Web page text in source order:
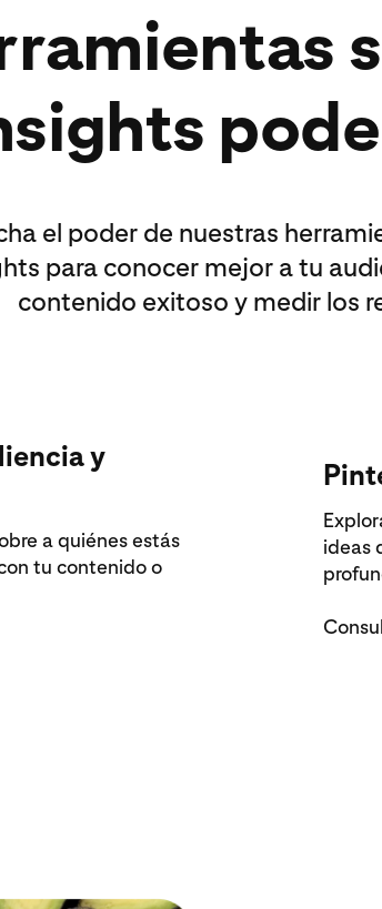
el poder de nuestras
para conocer mejor a tu
contenido exitoso y medir los
y
a quiénes estás
tu contenido o
ideas